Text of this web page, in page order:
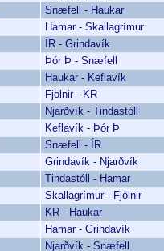
Snæfell - Haukar
Hamar - Skallagrímur
ÍR - Grindavík
Þór Þ - Snæfell
Haukar - Keflavík
Fjölnir - KR
Njarðvík - Tindastóll
Keflavík - Þór Þ
Snæfell - ÍR
Grindavík - Njarðvík
Tindastóll - Hamar
Skallagrímur - Fjölnir
KR - Haukar
Hamar - Grindavík
Njarðvík - Snæfell